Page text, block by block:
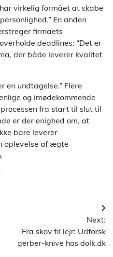
virkelig formået at skabe
En anden
firmaets
deadlines: “Det er
der både leverer kvalitet
en undtagelse.” Flere
og imødekommende
fra start til slut til
er der enighed om, at
bare leverer
oplevelse af ægte
Next:
Fra skov til lejr: Udforsk
gerber-knive hos dolk.dk